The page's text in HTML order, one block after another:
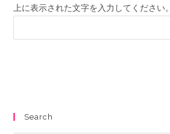
上に表示された文字を入力してください。
Search